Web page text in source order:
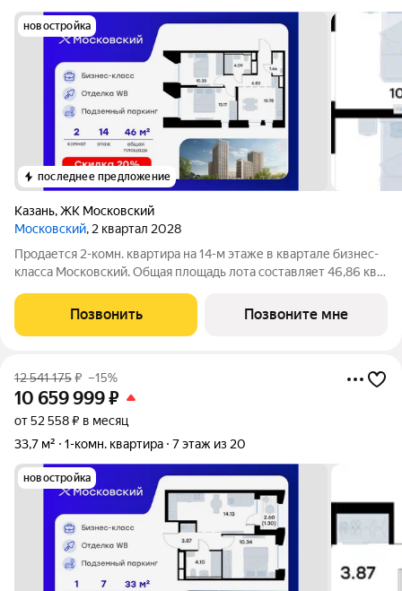
новостройка
последнее предложение
Казань,ЖК Московский
Московский, 2 квартал 2028
Продается 2-комн. квартира на 14-м этаже в квартале бизнес-
класса Московский. Общая площадь лота составляет 46,86 кв.
кухонную зону. Номер квартиры - 167 Московский это
идеальное
Позвонить Позвоните мне
12 541 175₽ –15%
10 659 999₽
от 52 558 ₽ в месяц
33,7 м²
1-комн. квартира 7 этаж из 20
новостройка